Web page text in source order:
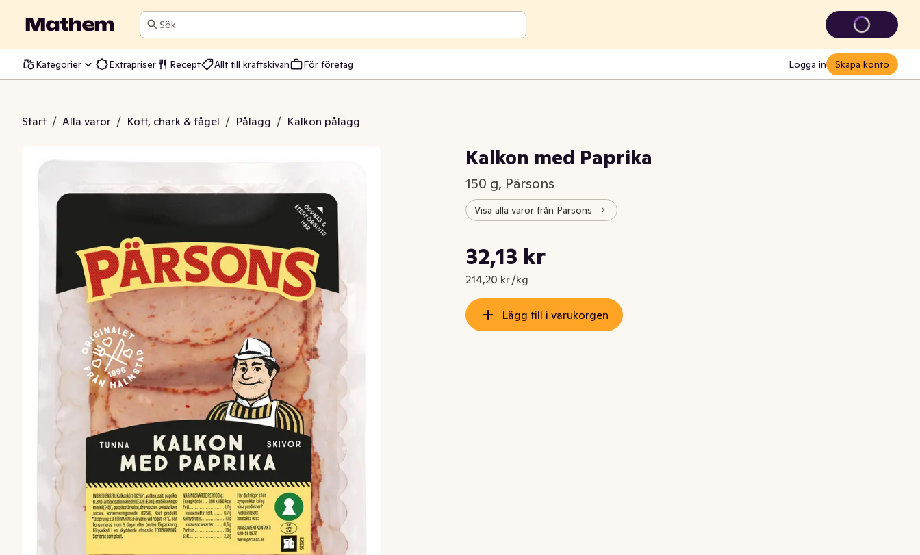
Sök
Kategorier Extrapriser Recept Allt till kräftskivan För företag Logga in Skapa konto
Start / Alla varor / Kött, chark & fågel / Pålägg / Kalkon pålägg
med Paprika
Kalkon med Paprika
150 g, Pärsons
Visa alla varor från Pärsons
Nuvarande pris är: 32,13 kr
32,13 kr
214,20 kr /kg
Styckpris: 214,20 kr /kg
Lägg till i varukorgen